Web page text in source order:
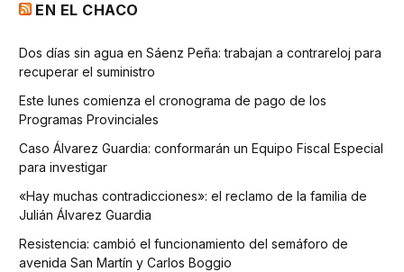
EN EL CHACO
Dos días sin agua en Sáenz Peña: trabajan a contrareloj para
recuperar el suministro
Este lunes comienza el cronograma de pago de los
Programas Provinciales
Caso Álvarez Guardia: conformarán un Equipo Fiscal Especial
para investigar
«Hay muchas contradicciones»: el reclamo de la familia de
Julián Álvarez Guardia
Resistencia: cambió el funcionamiento del semáforo de
avenida San Martín y Carlos Boggio